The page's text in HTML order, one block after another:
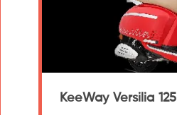
KeeWay Versilia 125